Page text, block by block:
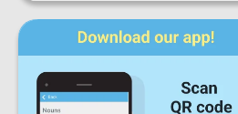
التقدم
ث